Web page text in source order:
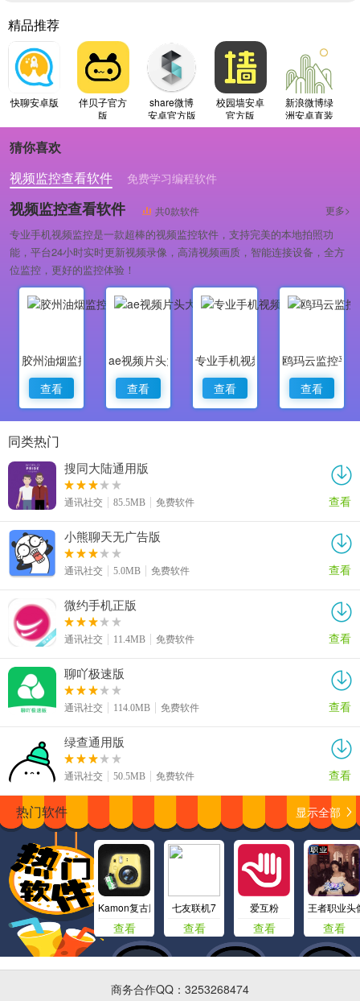
精品推荐
快聊安卓版
伴贝子官方
版
share微博
安卓官方版
校园墙安卓
官方版
新浪微博绿
洲安卓直装
版
猜你喜欢
视频监控查看软件
免费学习编程软件
专业做婚礼策划的软件
视频监控查看软件 共0款软件 更多>
专业手机视频监控是一款超棒的视频监控软件，支持完美的本地拍照功
能，平台24小时实时更新视频录像，高清视频画质，智能连接设备，全方
位监控，更好的监控体验！
胶州油烟监控
查看
ae视频片头大师
查看
专业手机视频监控
查看
鸥玛云监控平
查看
同类热门
搜同大陆通用版
通讯社交 85.5MB 免费软件 查看
小熊聊天无广告版
通讯社交 5.0MB 免费软件 查看
微约手机正版
通讯社交 11.4MB 免费软件 查看
聊吖极速版
通讯社交 114.0MB 免费软件 查看
绿查通用版
通讯社交 50.5MB 免费软件 查看
热门软件 显示全部
Kamon复古胶片相机
查看
七友联机7
查看
爱互粉
查看
王者职业头
查看
商务合作QQ：3253268474